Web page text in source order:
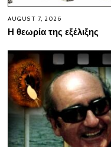
AUGUST 7, 2026
Η θεωρία της εξέλιξης